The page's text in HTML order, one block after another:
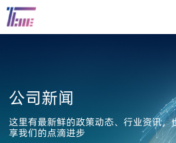
公司新闻
这里有最新鲜的政策动态、行业资讯，
享我们的点滴进步